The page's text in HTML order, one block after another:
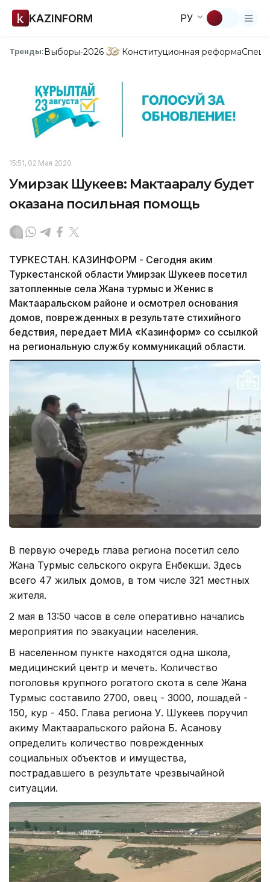
KAZINFORM РУ
Тренды:Выборы-2026 Конституционная реформа
15:51, 02 Мая 2020
Умирзак Шукеев: Мактааралу будет
оказана посильная помощь
ТУРКЕСТАН. КАЗИНФОРМ - Сегодня аким
Туркестанской области Умирзак Шукеев посетил
затопленные села Жана турмыс и Женис в
Мактааральском районе и осмотрел основания
домов, поврежденных в результате стихийного
бедствия, передает МИА «Казинформ» со ссылкой
на региональную службу коммуникаций области.
В первую очередь глава региона посетил село
Жана Турмыс сельского округа Енбекши. Здесь
всего 47 жилых домов, в том числе 321 местных
жителя.
2 мая в 13:50 часов в селе оперативно начались
мероприятия по эвакуации населения.
В населенном пункте находятся одна школа,
медицинский центр и мечеть. Количество
поголовья крупного рогатого скота в селе Жана
Турмыс составило 2700, овец - 3000, лошадей -
150, кур - 450. Глава региона У. Шукеев поручил
акиму Мактааральского района Б. Асанову
определить количество поврежденных
социальных объектов и имущества,
пострадавшего в результате чрезвычайной
ситуации.